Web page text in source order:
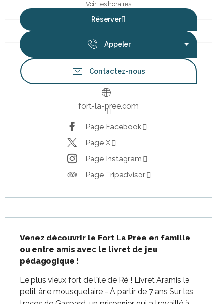
Voir les horaires
Réserver
Appeler
Contactez-nous
fort-la-pree.com
Page Facebook
Page X
Page Instagram
Page Tripadvisor
Venez découvrir le Fort La Prée en famille
ou entre amis avec le livret de jeu
pédagogique !
Le plus vieux fort de l'île de Ré ! Livret Aramis le
petit âne mousquetaire - À partir de 7 ans Sur les